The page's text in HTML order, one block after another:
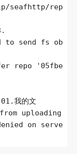
seafhttp/rep
to send fs ob
repo '05fbe
我的文
uploading
on serve